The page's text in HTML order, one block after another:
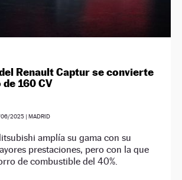
Renault Captur se convierte
160 CV
2025| MADRID
amplía su gama con su
prestaciones, pero con la que
de combustible del 40%.